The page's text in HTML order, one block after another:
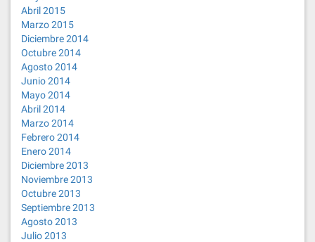
Abril 2015
Marzo 2015
Diciembre 2014
Octubre 2014
Agosto 2014
Junio 2014
Mayo 2014
Abril 2014
Marzo 2014
Febrero 2014
Enero 2014
Diciembre 2013
Noviembre 2013
Octubre 2013
Septiembre 2013
Agosto 2013
Julio 2013